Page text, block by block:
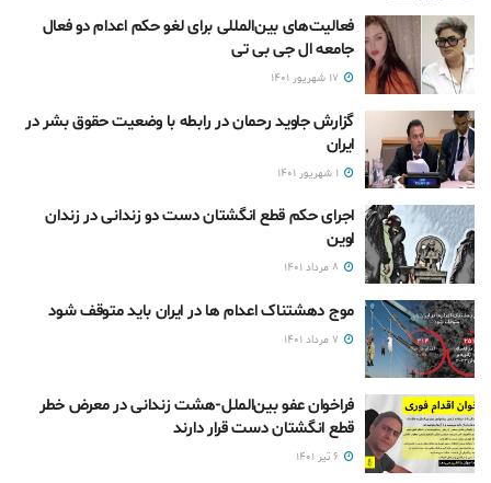
فعالیت‌های بین‌المللی برای لغو حکم اعدام دو فعال
جامعه ال جی بی تی
گزارش جاوید رحمان در رابطه با وضعیت حقوق بشر در
ایران
اجرای حکم قطع انگشتان دست دو زندانی در زندان
اوین
موج دهشتناک اعدام‌ ها در ایران باید متوقف شود
فراخوان عفو بین‌الملل-هشت زندانی در معرض خطر
قطع ‌انگشتان دست قرار دارند